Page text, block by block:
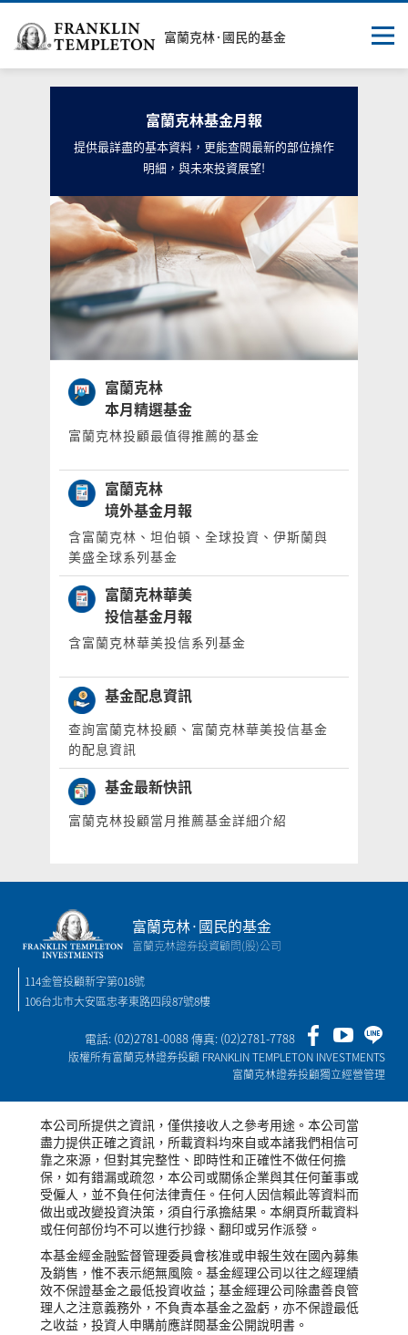
富蘭克林·國民的基金
精選基金
未核備基金月報
基金配息資訊
富蘭克林基金月報
提供最詳盡的基本資料，更能查閱最新的部位操作
明細，與未來投資展望!
富蘭克林
本月精選基金
富蘭克林投顧最值得推薦的基金
富蘭克林
境外基金月報
含富蘭克林、坦伯頓、全球投資、伊斯蘭與
美盛全球系列基金
富蘭克林華美
投信基金月報
含富蘭克林華美投信系列基金
基金配息資訊
查詢富蘭克林投顧、富蘭克林華美投信基金
的配息資訊
基金最新快訊
富蘭克林投顧當月推薦基金詳細介紹
富蘭克林·國民的基金
富蘭克林證券投資顧問(股)公司
114金管投顧新字第018號
106台北市大安區忠孝東路四段87號8樓
電話: (02)2781-0088 傳真: (02)2781-7788
版權所有富蘭克林證券投顧 FRANKLIN TEMPLETON INVESTMENTS
富蘭克林證券投顧獨立經營管理
本公司所提供之資訊，僅供接收人之參考用途。本公司當
盡力提供正確之資訊，所載資料均來自或本諸我們相信可
靠之來源，但對其完整性、即時性和正確性不做任何擔
保，如有錯漏或疏忽，本公司或關係企業與其任何董事或
受僱人，並不負任何法律責任。任何人因信賴此等資料而
做出或改變投資決策，須自行承擔結果。本網頁所載資料
或任何部份均不可以進行抄錄、翻印或另作派發。
本基金經金融監督管理委員會核准或申報生效在國內募集
及銷售，惟不表示絕無風險。基金經理公司以往之經理績
效不保證基金之最低投資收益；基金經理公司除盡善良管
理人之注意義務外，不負責本基金之盈虧，亦不保證最低
之收益，投資人申購前應詳閱基金公開說明書。